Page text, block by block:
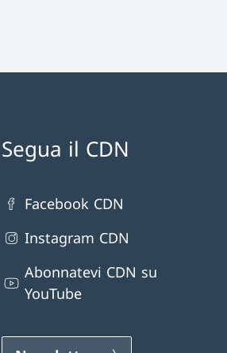
Segua il CDN
Facebook CDN
Instagram CDN
Abonnatevi CDN su
YouTube